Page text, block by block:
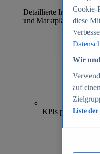
Detaillierte
und Marktplätzen
KPIs pro Shop
Cookie-
diese
Wir und
auf
Liste